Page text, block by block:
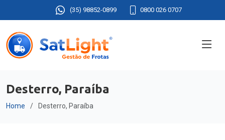
(35) 98852-0899 0800 026 0707
Desterro, Paraíba
Home Desterro, Paraíba